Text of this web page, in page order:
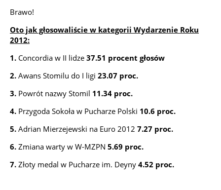
Brawo!
Oto jak głosowaliście w kategorii Wydarzenie Roku
2012:
1. Concordia w II lidze 37.51 procent głosów
2. Awans Stomilu do I ligi 23.07 proc.
3. Powrót nazwy Stomil 11.34 proc.
4. Przygoda Sokoła w Pucharze Polski 10.6 proc.
5. Adrian Mierzejewski na Euro 2012 7.27 proc.
6. Zmiana warty w W-MZPN 5.69 proc.
7. Złoty medal w Pucharze im. Deyny 4.52 proc.